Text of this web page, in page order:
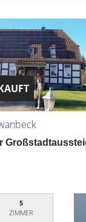
5
ZIMMER